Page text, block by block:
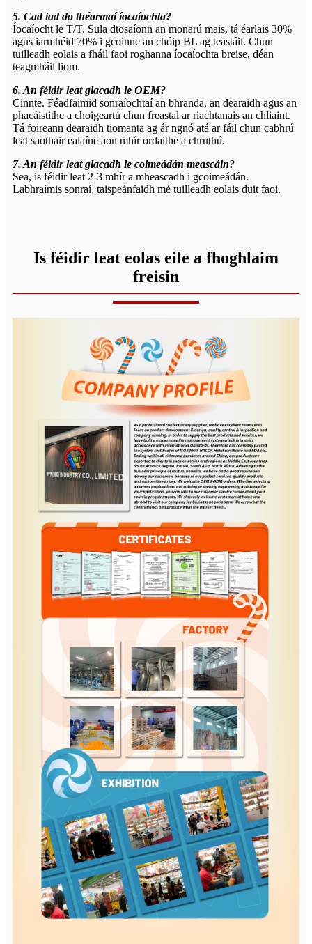
5. Cad iad do théarmaí íocaíochta?
Íocaíocht le T/T. Sula dtosaíonn an monarú mais, tá éarlais 30%
agus iarmhéid 70% i gcoinne an chóip BL ag teastáil. Chun
tuilleadh eolais a fháil faoi roghanna íocaíochta breise, déan
teagmháil liom.
6. An féidir leat glacadh le OEM?
Cinnte. Féadfaimid sonraíochtaí an bhranda, an dearaidh agus an
phacáistithe a choigeartú chun freastal ar riachtanais an chliaint.
Tá foireann dearaidh tiomanta ag ár ngnó atá ar fáil chun cabhrú
leat saothair ealaíne aon mhír ordaithe a chruthú.
7. An féidir leat glacadh le coimeádán meascáin?
Sea, is féidir leat 2-3 mhír a mheascadh i gcoimeádán.
Labhraímis sonraí, taispeánfaidh mé tuilleadh eolais duit faoi.
Is féidir leat eolas eile a fhoghlaim
freisin